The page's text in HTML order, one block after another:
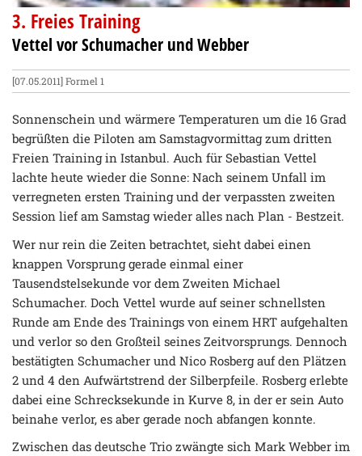
3. Freies Training
Vettel vor Schumacher und Webber
[07.05.2011]Formel 1
Sonnenschein und wärmere Temperaturen um die 16 Grad
begrüßten die Piloten am Samstagvormittag zum dritten
Freien Training in Istanbul. Auch für Sebastian Vettel
lachte heute wieder die Sonne: Nach seinem Unfall im
verregneten ersten Training und der verpassten zweiten
Session lief am Samstag wieder alles nach Plan - Bestzeit.
Wer nur rein die Zeiten betrachtet, sieht dabei einen
knappen Vorsprung gerade einmal einer
Tausendstelsekunde vor dem Zweiten Michael
Schumacher. Doch Vettel wurde auf seiner schnellsten
Runde am Ende des Trainings von einem HRT aufgehalten
und verlor so den Großteil seines Zeitvorsprungs. Dennoch
bestätigten Schumacher und Nico Rosberg auf den Plätzen
2 und 4 den Aufwärtstrend der Silberpfeile. Rosberg erlebte
dabei eine Schrecksekunde in Kurve 8, in der er sein Auto
beinahe verlor, es aber gerade noch abfangen konnte.
Zwischen das deutsche Trio zwängte sich Mark Webber im